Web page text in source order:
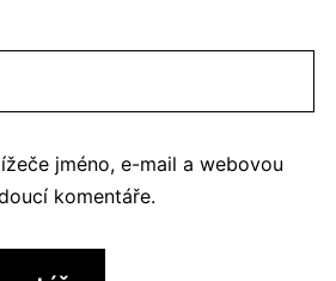
jméno, e-mail a webovou
komentáře.